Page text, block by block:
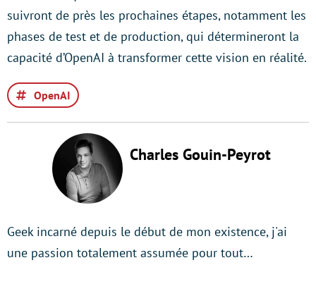
suivront de près les prochaines étapes, notamment les
phases de test et de production, qui détermineront la
capacité d’OpenAI à transformer cette vision en réalité.
OpenAI
Charles Gouin-Peyrot
Geek incarné depuis le début de mon existence, j'ai
une passion totalement assumée pour tout…